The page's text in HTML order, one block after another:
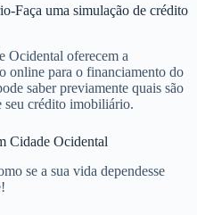
Faça uma simulação de crédito
Ocidental oferecem a
online para o financiamento do
saber previamente quais são
seu crédito imobiliário.
Cidade Ocidental
se a sua vida dependesse